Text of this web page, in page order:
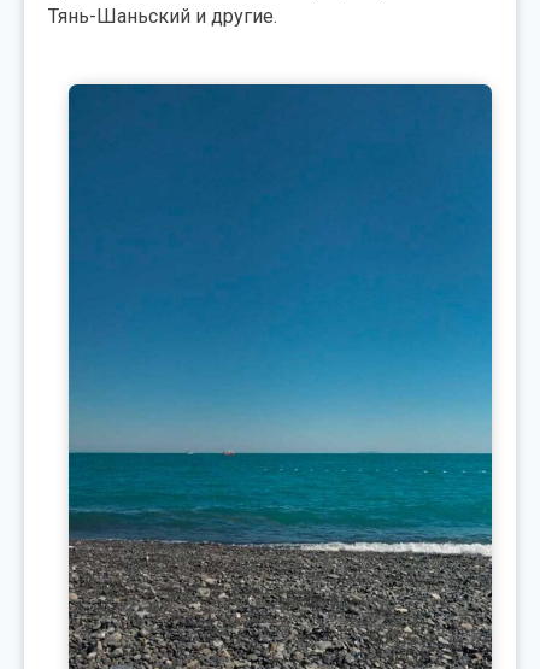
Тянь-Шаньский и другие.